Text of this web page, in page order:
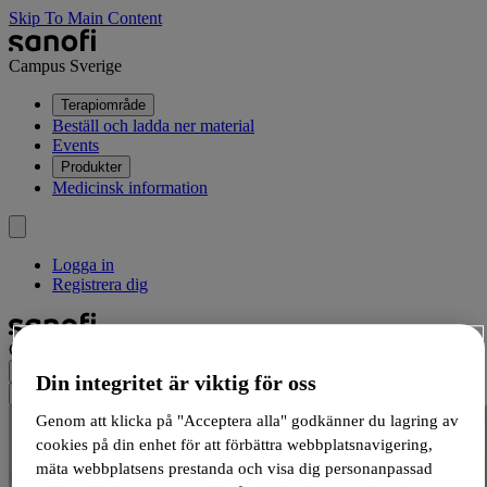
Skip To Main Content
Campus Sverige
Terapiområde
Beställ och ladda ner material
Events
Produkter
Medicinsk information
Logga in
Registrera dig
Campus Sverige
Din integritet är viktig för oss
Genom att klicka på "Acceptera alla" godkänner du lagring av
cookies på din enhet för att förbättra webbplatsnavigering,
mäta webbplatsens prestanda och visa dig personanpassad